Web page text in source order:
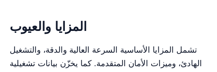
المزايا والعيوب
تشمل المزايا الأساسية السرعة العالية والدقة، والتشغيل
الهادئ، وميزات الأمان المتقدمة. كما يخزّن بيانات تشغيلية